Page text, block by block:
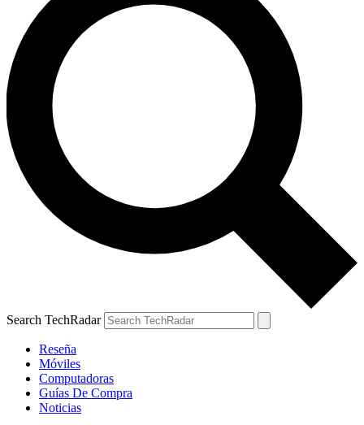
Search TechRadar
Reseña
Móviles
Computadoras
Guías De Compra
Noticias